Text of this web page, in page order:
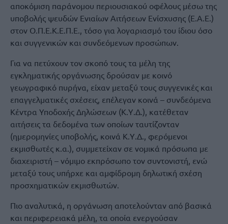
αποκόμιση παράνομου περιουσιακού οφέλους μέσω της
υποβολής ψευδών Ενιαίων Αιτήσεων Ενίσχυσης (Ε.Α.Ε.)
στον Ο.Π.Ε.Κ.Ε.Π.Ε., τόσο για λογαριασμό του ίδιου όσο
και συγγενικών και συνδεόμενων προσώπων.
Για να πετύχουν τον σκοπό τους τα μέλη της
εγκληματικής οργάνωσης δρούσαν με κοινό
γεωγραφικό πυρήνα, είχαν μεταξύ τους συγγενικές και
επαγγελματικές σχέσεις, επέλεγαν κοινά – συνδεόμενα
Κέντρα Υποδοχής Δηλώσεων (Κ.Υ.Δ.), κατέθεταν
αιτήσεις τα δεδομένα των οποίων ταυτίζονταν
(ημερομηνίες υποβολής, κοινά Κ.Υ.Δ., φερόμενοι
εκμισθωτές κ.α.), συμμετείχαν σε νομικά πρόσωπα με
διαχειριστή – νόμιμο εκπρόσωπο τον συντονιστή, ενώ
μεταξύ τους υπήρχε και αμφίδρομη δηλωτική σχέση
προσχηματικών εκμισθωτών.
Πιο αναλυτικά, η οργάνωση αποτελούνταν από βασικά
και περιφερειακά μέλη, τα οποία ενεργούσαν